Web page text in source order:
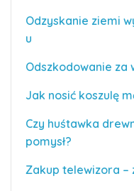
Odzyskanie ziemi
u
Odszkodowanie za
Jak nosić koszulę
Czy huśtawka
pomysł?
Zakup telewizora –